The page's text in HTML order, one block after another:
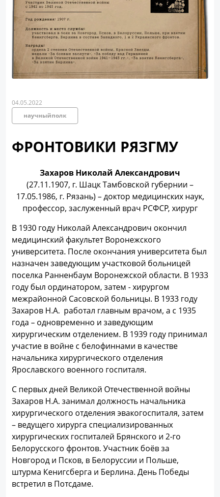
04.05.2022
научныйполк
ФРОНТОВИКИ РЯЗГМУ
Захаров Николай Александрович
(27.11.1907, г. Шацк Тамбовской губернии –
17.05.1986, г. Рязань) – доктор медицинских наук,
профессор, заслуженный врач РСФСР, хирург
В 1930 году Николай Александрович окончил
медицинский факультет Воронежского
университета. После окончания университета был
назначен заведующим участковой больницей
поселка Ранненбаум Воронежской области. В 1933
году был ординатором, затем - хирургом
межрайонной Сасовской больницы. В 1933 году
Захаров Н.А. работал главным врачом, а с 1935
года – одновременно и заведующим
хирургическим отделением. В 1939 году принимал
участие в войне с белофиннами в качестве
начальника хирургического отделения
Ярославского военного госпиталя.
С первых дней Великой Отечественной войны
Захаров Н.А. занимал должность начальника
хирургического отделения эвакогоспиталя, затем
– ведущего хирурга специализированных
хирургических госпиталей Брянского и 2-го
Белорусского фронтов. Участник боёв за
Новгород и Псков, в Белоруссии и Польше,
штурма Кенигсберга и Берлина. День Победы
встретил в Потсдаме.